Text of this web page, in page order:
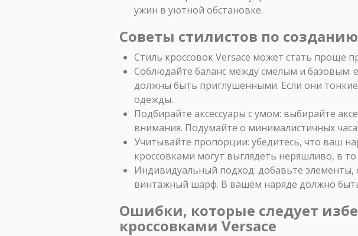
ужин в уютной обстановке.
Советы стилистов по
Стиль кроссовок Versace может стать проще
Соблюдайте баланс между смелым и базовым:
должны быть приглушенными. Если они
одежды.
Подбирайте аксессуары с умом: выбирайте
внимания. Подумайте о минималистичных
Учитывайте пропорции: убедитесь, что ваш
кроссовками могут выглядеть неряшливо, в
Индивидуальный подход: добавьте
винтажный шарф. В вашем наряде должно
Ошибки, которые следует
кроссовками Versace